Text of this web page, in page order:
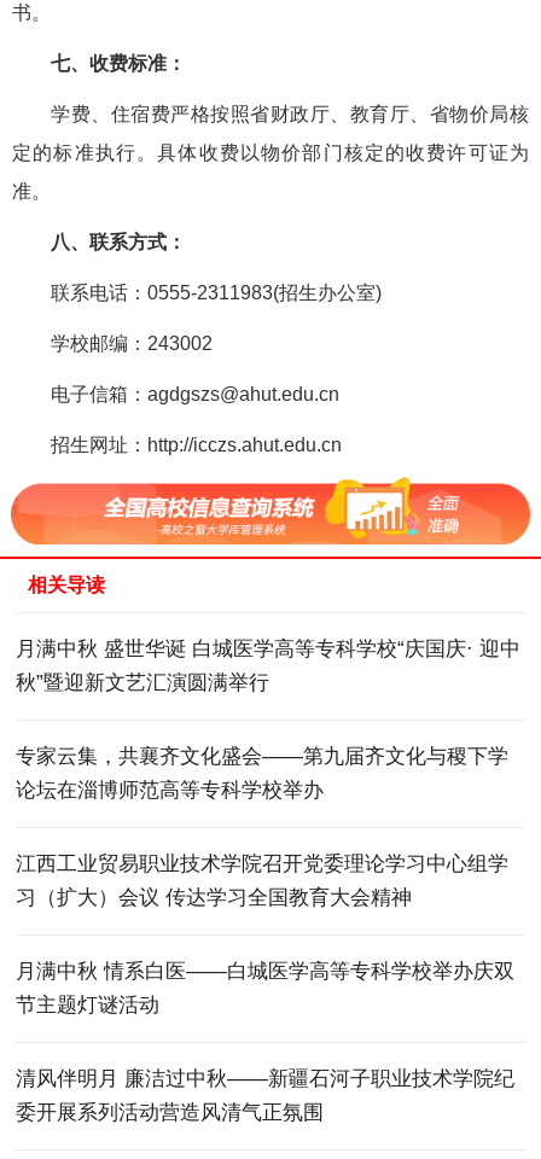
书。
七、收费标准：
学费、住宿费严格按照省财政厅、教育厅、省物价局核
定的标准执行。具体收费以物价部门核定的收费许可证为
准。
八、联系方式：
联系电话：0555-2311983(招生办公室)
学校邮编：243002
电子信箱：agdgszs@ahut.edu.cn
招生网址：http://icczs.ahut.edu.cn
相关导读
月满中秋 盛世华诞 白城医学高等专科学校“庆国庆· 迎中
秋”暨迎新文艺汇演圆满举行
专家云集，共襄齐文化盛会——第九届齐文化与稷下学
论坛在淄博师范高等专科学校举办
江西工业贸易职业技术学院召开党委理论学习中心组学
习（扩大）会议 传达学习全国教育大会精神
月满中秋 情系白医——白城医学高等专科学校举办庆双
节主题灯谜活动
清风伴明月 廉洁过中秋——新疆石河子职业技术学院纪
委开展系列活动营造风清气正氛围